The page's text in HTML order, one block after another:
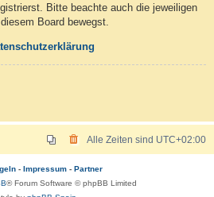
Bitte beachte auch die jeweiligen
Board bewegst.
Alle Zeiten sind UTC+02:00
- Impressum - Partner
® Forum Software © phpBB Limited